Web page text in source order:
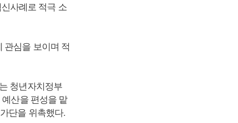
사례로 적극 소
관심을 보이며 적
청년자치정부
예산을 편성을 맡
단을 위촉했다.